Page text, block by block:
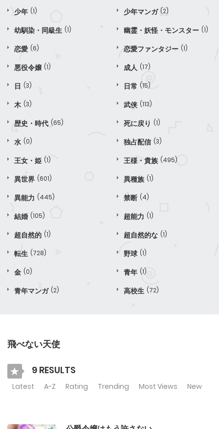
少年 (1) 少年マンガ (2)
幼馴染・同級生 (1) 幽霊・妖怪・モンスター (1)
恋愛 (6) 恋愛ファンタジー (1)
悪役令嬢 (1) 成人 (17)
日 (3) 日常 (15)
木 (3) 武侠 (113)
歴史・時代 (65) 死に戻り (1)
水 (0) 独占配信 (3)
王女・姫 (1) 王様・貴族 (495)
異世界 (601) 異種族 (1)
異能力 (445) 禁断 (4)
結婚 (105) 超能力 (1)
超自然的 (1) 超自然的な (1)
転生 (728) 野球 (1)
金 (0) 青年 (1)
青年マンガ (2) 高校生 (72)
飛べない天使
9 RESULTS
Latest A-Z Rating Trending Most Views New